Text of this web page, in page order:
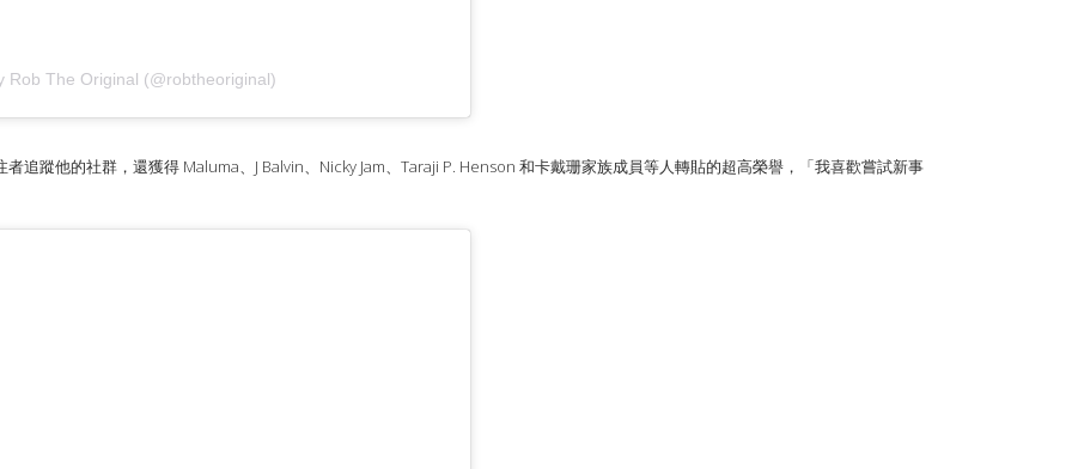
Rob The Original (@robtheoriginal)
追蹤他的社群，還獲得 Maluma、J Balvin、Nicky Jam、Taraji P. Henson 和卡戴珊家族成員等人轉貼的超高榮譽，「我喜歡嘗試新事